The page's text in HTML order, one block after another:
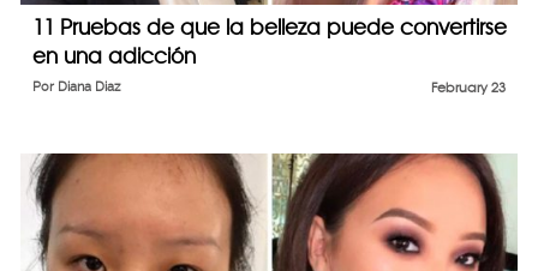
11 Pruebas de que la belleza puede convertirse
en una adicción
February 23
Por Diana Diaz